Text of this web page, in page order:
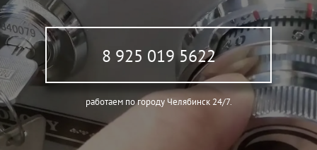
8 925 019 5622
работаем по городу Челябинск 24/7.